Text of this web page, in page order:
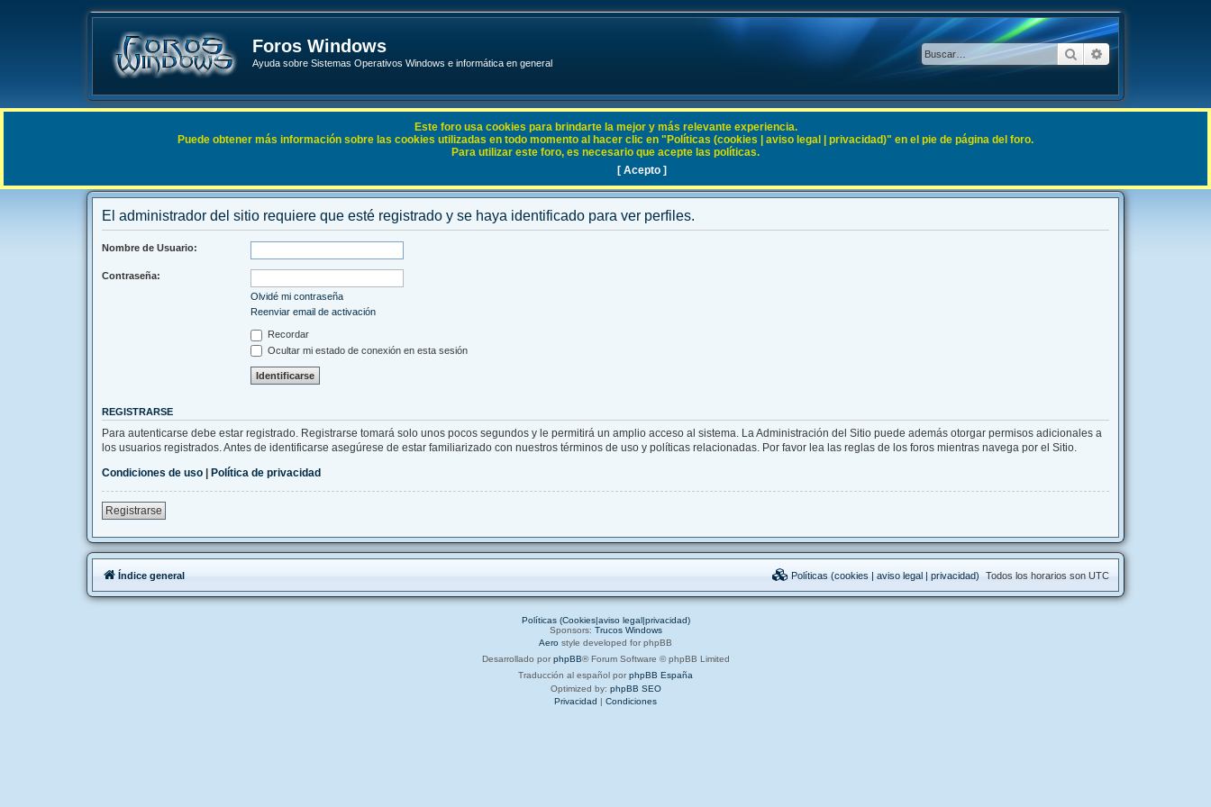
Foros Windows
Ayuda sobre Sistemas Operativos Windows e informática en general
BuscarBúsqueda
Enlaces rápidos FAQ
El administrador del sitio requiere que esté registrado y se haya identificado para ver perfiles.
Nombre de Usuario:
Contraseña:
Olvidé mi contraseña
Reenviar email de activación
Recordar
Ocultar mi estado de conexión en esta sesión
REGISTRARSE
Para autenticarse debe estar registrado. Registrarse tomará solo unos pocos segundos y le permitirá un amplio acceso al sistema. La Administración del Sitio puede además otorgar permisos adicionales a
los usuarios registrados. Antes de identificarse asegúrese de estar familiarizado con nuestros términos de uso y políticas relacionadas. Por favor lea las reglas de los foros mientras navega por el Sitio.
Condiciones de uso | Política de privacidad
Registrarse
Este foro usa cookies para brindarte la mejor y más relevante experiencia.
Puede obtener más información sobre las cookies utilizadas en todo momento al hacer clic en "Políticas (cookies | aviso legal | privacidad)" en el pie de página del foro.
Para utilizar este foro, es necesario que acepte las políticas.
[ Acepto ]
Índice general Todos los horarios son UTC
Políticas (cookies | aviso legal | privacidad)
Políticas (Cookies|aviso legal|privacidad)
Sponsors: Trucos Windows
Aero style developed for phpBB
Desarrollado por phpBB® Forum Software © phpBB Limited
Traducción al español por phpBB España
Optimized by: phpBB SEO
Privacidad | Condiciones